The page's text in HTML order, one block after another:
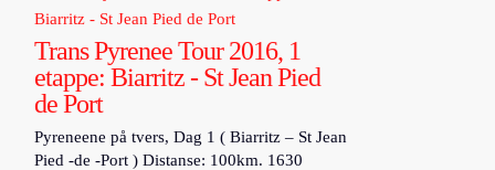
Trans Pyrenee Tour 2016, 1
etappe: Biarritz - St Jean Pied
de Port
Pyreneene på tvers, Dag 1 ( Biarritz – St Jean
Pied -de -Port ) Distanse: 100km. 1630